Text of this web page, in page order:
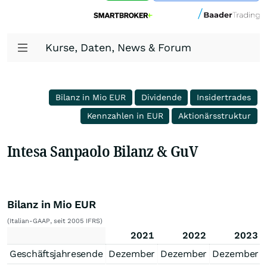
Kurse, Daten, News & Forum
Bilanz in Mio EUR Dividende
Insidertrades
Kennzahlen in EUR
Aktionärsstruktur
Intesa Sanpaolo Bilanz & GuV
Bilanz in Mio EUR
(Italian-GAAP, seit 2005 IFRS)
2021 2022
2023
Geschäftsjahresende Dezember Dezember Dezember